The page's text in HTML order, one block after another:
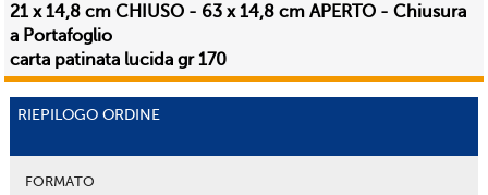
21 x 14,8 cm CHIUSO - 63 x 14,8 cm APERTO - Chiusura
a Portafoglio
carta patinata lucida gr 170
RIEPILOGO ORDINE
FORMATO